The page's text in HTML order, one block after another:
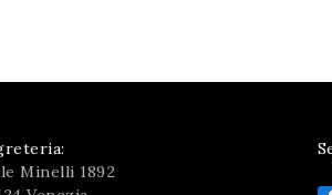
Minelli 1892